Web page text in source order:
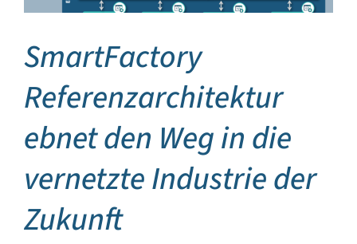
SmartFactory
Referenzarchitektur
ebnet den Weg in die
vernetzte Industrie der
Zukunft